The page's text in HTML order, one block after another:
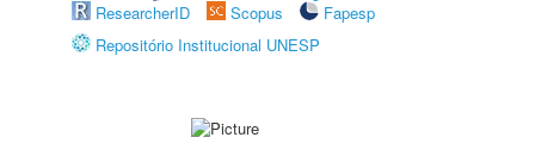
ResearcherID
Scopus
Fapesp
Repositório Institucional UNESP